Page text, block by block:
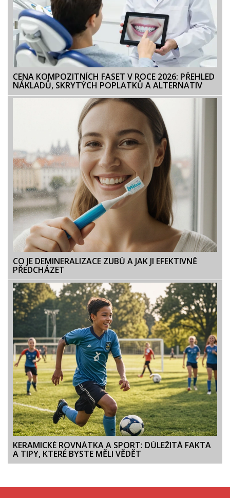
CENA KOMPOZITNÍCH FASET V ROCE 2026: PŘEHLED
NÁKLADŮ, SKRYTÝCH POPLATKŮ A ALTERNATIV
CO JE DEMINERALIZACE ZUBŮ A JAK JI EFEKTIVNĚ
PŘEDCHÁZET
KERAMICKÉ ROVNÁTKA A SPORT: DŮLEŽITÁ FAKTA
A TIPY, KTERÉ BYSTE MĚLI VĚDĚT